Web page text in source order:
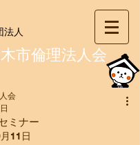
法人
市倫理法人会
ミナー
会
11日